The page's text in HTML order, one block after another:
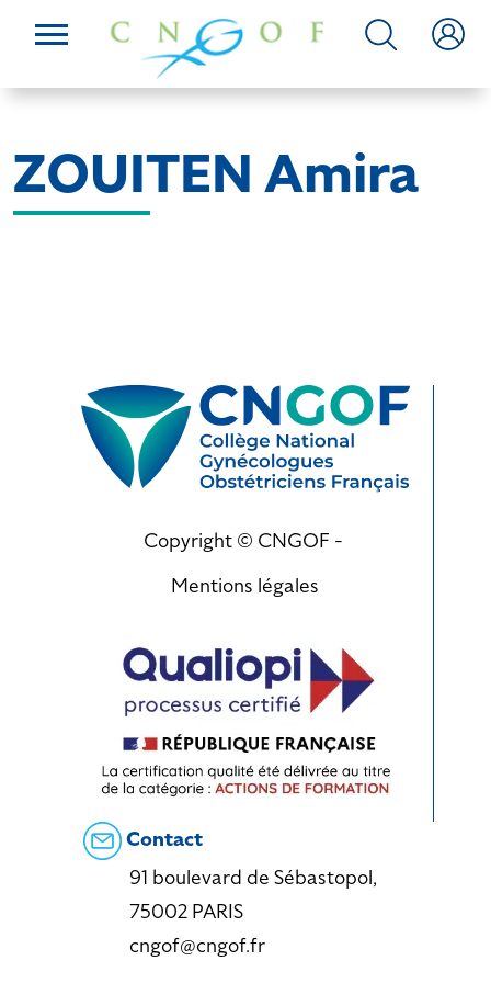
ZOUITEN Amira
Copyright © CNGOF -
Mentions légales
Contact
91 boulevard de Sébastopol,
75002 PARIS
cngof@cngof.fr